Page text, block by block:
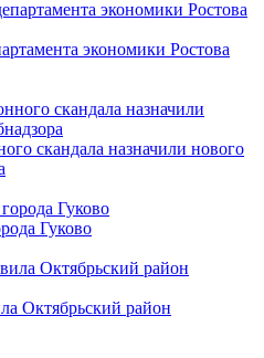
экономики Ростова
скандала назначили нового
Гуково
Октябрьский район